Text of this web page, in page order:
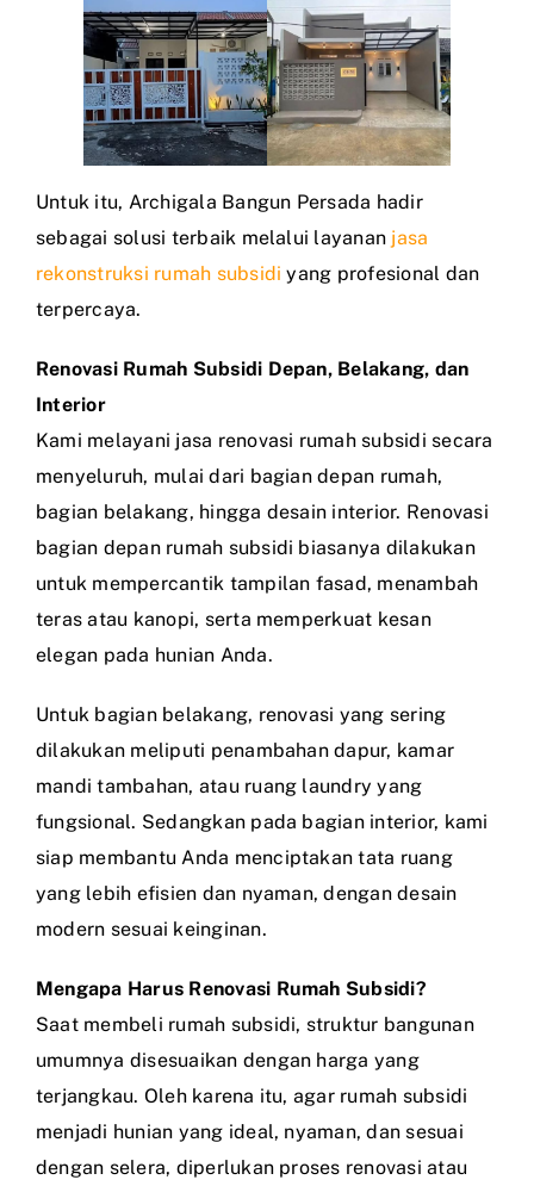
Untuk itu, Archigala Bangun Persada hadir
sebagai solusi terbaik melalui layanan jasa
rekonstruksi rumah subsidi yang profesional dan
terpercaya.
Renovasi Rumah Subsidi Depan, Belakang, dan
Interior
Kami melayani jasa renovasi rumah subsidi secara
menyeluruh, mulai dari bagian depan rumah,
bagian belakang, hingga desain interior. Renovasi
bagian depan rumah subsidi biasanya dilakukan
untuk mempercantik tampilan fasad, menambah
teras atau kanopi, serta memperkuat kesan
elegan pada hunian Anda.
Untuk bagian belakang, renovasi yang sering
dilakukan meliputi penambahan dapur, kamar
mandi tambahan, atau ruang laundry yang
fungsional. Sedangkan pada bagian interior, kami
siap membantu Anda menciptakan tata ruang
yang lebih efisien dan nyaman, dengan desain
modern sesuai keinginan.
Mengapa Harus Renovasi Rumah Subsidi?
Saat membeli rumah subsidi, struktur bangunan
umumnya disesuaikan dengan harga yang
terjangkau. Oleh karena itu, agar rumah subsidi
menjadi hunian yang ideal, nyaman, dan sesuai
dengan selera, diperlukan proses renovasi atau